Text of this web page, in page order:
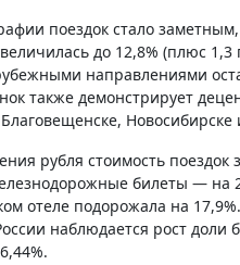
поездок стало
до 12,8% (плюс 1,3
направлениями
также демонстрирует
Новосибирске
рубля стоимость
билеты — на
отеле подорожала на
наблюдается рост доли